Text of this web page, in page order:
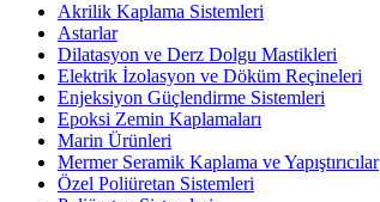
Akrilik Kaplama Sistemleri
Astarlar
Dilatasyon ve Derz Dolgu Mastikleri
Elektrik İzolasyon ve Döküm Reçineleri
Enjeksiyon Güçlendirme Sistemleri
Epoksi Zemin Kaplamaları
Marin Ürünleri
Mermer Seramik Kaplama ve Yapıştırıcılar
Özel Poliüretan Sistemleri